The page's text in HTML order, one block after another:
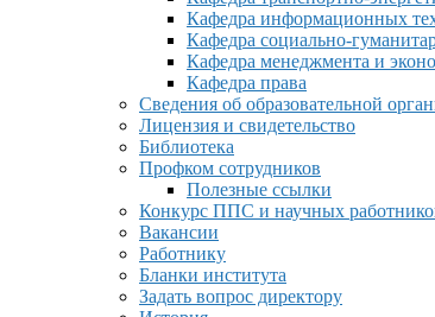
Кафедра информационных
Кафедра социально-
Кафедра менеджмента и
Кафедра права
Сведения об образовательной
Лицензия и свидетельство
Библиотека
Профком сотрудников
Полезные ссылки
Конкурс ППС и научных
Вакансии
Работнику
Бланки института
Задать вопрос директору